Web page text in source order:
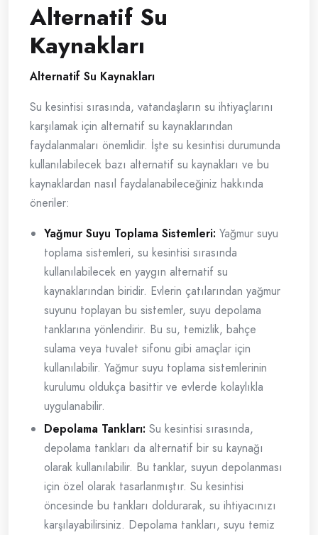
Alternatif Su
Kaynakları
Alternatif Su Kaynakları
Su kesintisi sırasında, vatandaşların su ihtiyaçlarını
karşılamak için alternatif su kaynaklarından
faydalanmaları önemlidir. İşte su kesintisi durumunda
kullanılabilecek bazı alternatif su kaynakları ve bu
kaynaklardan nasıl faydalanabileceğiniz hakkında
öneriler:
Yağmur Suyu Toplama Sistemleri: Yağmur suyu
toplama sistemleri, su kesintisi sırasında
kullanılabilecek en yaygın alternatif su
kaynaklarından biridir. Evlerin çatılarından yağmur
suyunu toplayan bu sistemler, suyu depolama
tanklarına yönlendirir. Bu su, temizlik, bahçe
sulama veya tuvalet sifonu gibi amaçlar için
kullanılabilir. Yağmur suyu toplama sistemlerinin
kurulumu oldukça basittir ve evlerde kolaylıkla
uygulanabilir.
Depolama Tankları: Su kesintisi sırasında,
depolama tankları da alternatif bir su kaynağı
olarak kullanılabilir. Bu tanklar, suyun depolanması
için özel olarak tasarlanmıştır. Su kesintisi
öncesinde bu tankları doldurarak, su ihtiyacınızı
karşılayabilirsiniz. Depolama tankları, suyu temiz